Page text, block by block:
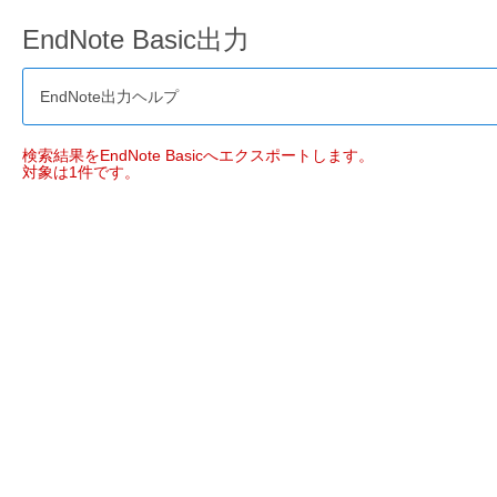
EndNote Basic出力
EndNote出力ヘルプ
検索結果をEndNote Basicへエクスポートします。
対象は1件です。